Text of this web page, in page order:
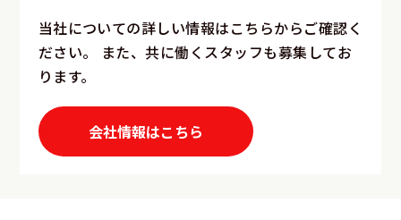
当社についての詳しい情報はこちらからご確認く
ださい。
また、共に働くスタッフも募集してお
ります。
会社情報はこちら